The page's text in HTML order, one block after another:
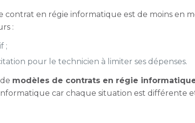
contrat en régie informatique est de moins en
:
;
pour le technicien à limiter ses dépenses.
modèles de contrats en régie
car chaque situation est différente